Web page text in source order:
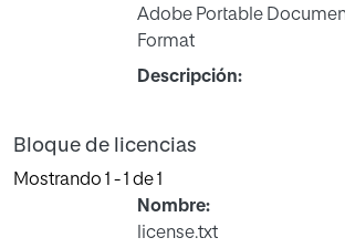
Adobe Portable
Format
Descripción:
Bloque de licencias
Mostrando 1 - 1 de 1
Nombre:
license.txt